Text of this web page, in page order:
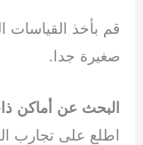
قم بأخذ القياسات
صغيرة جدا.
البحث عن أماكن
اطلع على تجارب